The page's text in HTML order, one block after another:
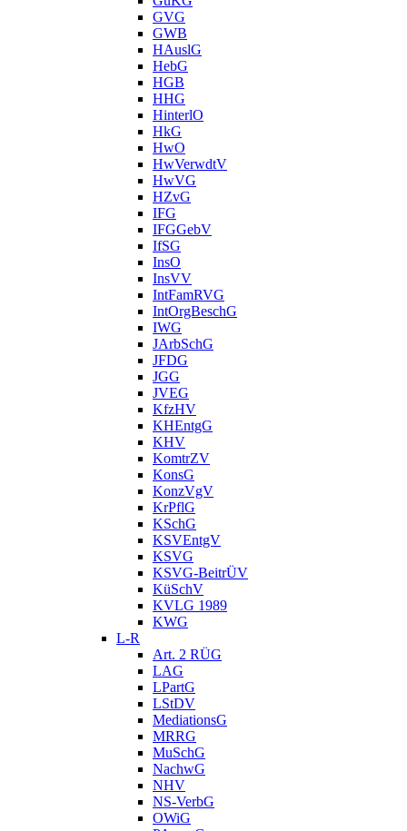
GVG
GWB
HAuslG
HebG
HGB
HHG
HinterlO
HkG
HwO
HwVerwdtV
HwVG
HZvG
IFG
IFGGebV
IfSG
InsO
InsVV
IntFamRVG
IntOrgBeschG
IWG
JArbSchG
JFDG
JGG
JVEG
KfzHV
KHEntgG
KHV
KomtrZV
KonsG
KonzVgV
KrPflG
KSchG
KSVEntgV
KSVG
KSVG-BeitrÜV
KüSchV
KVLG 1989
KWG
L-R
Art. 2 RÜG
LAG
LPartG
LStDV
MediationsG
MRRG
MuSchG
NachwG
NHV
NS-VerbG
OWiG